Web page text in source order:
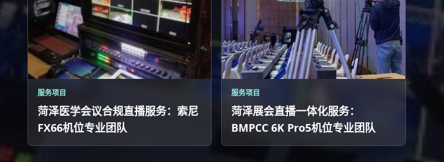
服务项目
菏泽医学会议合规直播服务：索尼
FX66机位专业团队
服务项目
菏泽展会直播一体化服务：
BMPCC 6K Pro5机位专业团队